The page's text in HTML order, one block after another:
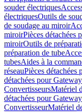
souder électriques
électriquesOutils de
de soudage au miroir
miroirPièces détachées
miroirOutils de
préparation de tube
tubesAides à la
réseauPièces détachées
détachées pour
ConvertisseursMatériel
détachées pour
ConvertisseurMatériel